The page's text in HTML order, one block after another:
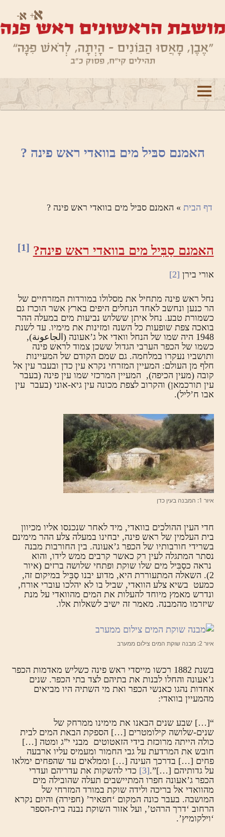
תפריטים
האמנם סבּיל מים בוואדי ראש פינה ?
דף הבית » האמנם סבּיל מים בוואדי ראש פינה ?
האמנם סַבִּיל מים בוואדי ראש פינה? [1]
אורי בירן [2]
נחל ראש פינה מתחיל את מסלולו במורדות המזרחיים של
הר כנען ונחשב לאחד הנחלים היפים בארץ אשר הוכרז גם
כשמורת טבע. נחל איתן ששלוש נביעות מים במעלה ההר
בואכה צפת שופעות כל השנה ומזינות את מימיו. עד לשנת
1948 היה שמו של הנחל וואדי אל ג’אעונה (الجاعونة),
כשמו של הכפר הערבי הגדול ששכן צמוד לראש פינה
ותושביו נעקרו במלחמה. גם שמם הקודם של המעיינות
חלף מן העולם: המעיין המזרחי נקרא עין כדן ובעבר עין אל
קובה (מעין הכיפה), המעיין המרכזי שמו עין פינה (בעבר
עין תורכמאן) והקרוב לצפת מכונה עין גיא-אוני (בעבר עין
אבו ח’ליל).
איור 1: המבנה בעין כדן
חדי העין ההולכים בוואדי, מיד לאחר שנכנסו אליו מכיוון
בית העלמין של ראש פינה, יבחינו במעלה צלע ההר מימינם
בשרידי חורבותיו של הכפר ג’אעונה. בין החורבות מבנה
נסתר המתגלה לעין רק כאשר קרבים ממש לידו, והוא
נראה כסַבִּיל מים שלו שוקת ופתחי שלושה ברזים (איור
2). השאלה המתעוררת היא, מדוע יבנו סַבִּיל במיקום זה,
כמעט בשיא צלע הוואדי, שביל בו לא יהלכו עוברי אורח,
ונדרש מאמץ מיוחד להעלות את המים מהוואדי על מנת
שיזרמו מהמבנה. מאמר זה ישיב לשאלות אלו.
איור 2: מבנה שוקת המים צילום ממערב
בשנת 1882 רכשו מייסדי ראש פינה כשליש מאדמות הכפר
ג’אעונה והחלו לבנות את בתיהם לצד בתי הכפר. שנים
אחדות נהגו כאנשי הכפר ואת מי השתיה היו מביאים
מהמעיין בוואדי:
“[…] שבע שנים הבאנו את מימינו ממרחק של
שנים-שלושה קילומטרים […] הספקת הבאת המים לבית
כולה הייתה מרוכזת בידי הזאטוטים מבני י”ג ומטה […]
חובש את המרדעת על גבי החמור ומעמיס עליו ארבעה
פחים […] בדרכך העינה […] וממלאים עד שהפחים ימלאו
על גדותיהם […]”.[3]
כדי להשקות את עדריהם ועדרי
הכפר ג’אעונה חפרו המתיישבים תעלה שהובילה מים
מהוואדי אל בריכה ולידה שוקת במורד המזרחי של
המושבה. בעבר כונה המקום ‘חפאיר’ (חפירה) והיום נקרא
הרחוב ‘דרך הרהט’, ועל אזור השוקת נבנה בית-הספר
‘וילקומיץ’.